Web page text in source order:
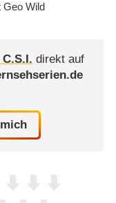
Geo Wild
direkt auf